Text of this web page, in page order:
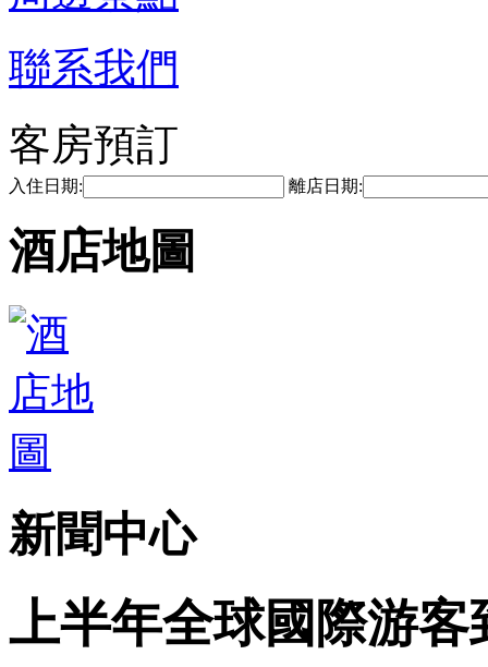
聯系我們
客房預訂
入住日期: 離店日期:
酒店地圖
新聞中心
上半年全球國際游